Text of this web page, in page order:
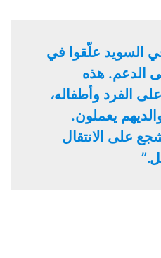
السويد علّقوا في
الدعم. هذه
الفرد وأطفاله،
يعملون.
على الانتقال